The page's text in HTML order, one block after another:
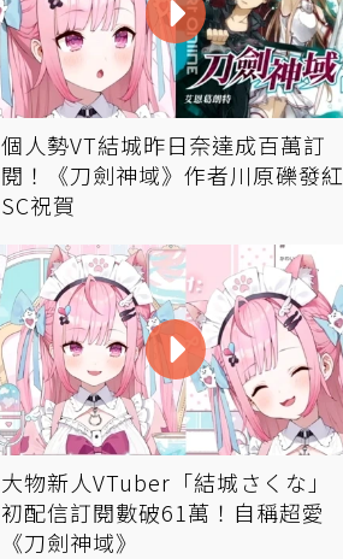
個人勢VT結城昨日奈達成百萬訂
閱！《刀劍神域》作者川原礫發紅
SC祝賀
大物新人VTuber「結城さくな」
初配信訂閱數破61萬！自稱超愛
《刀劍神域》